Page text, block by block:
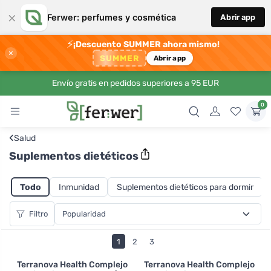
× Ferwer: perfumes y cosmética Abrir app
×
⚡¡Descuento SUMMER ahora mismo!
SUMMER Abrir app
Envío gratis en pedidos superiores a 95 EUR
0
‹Salud
Suplementos dietéticos
Todo Inmunidad Suplementos dietéticos para dormir
Filtro
1 2 3
Terranova Health Complejo
Terranova Health Complejo